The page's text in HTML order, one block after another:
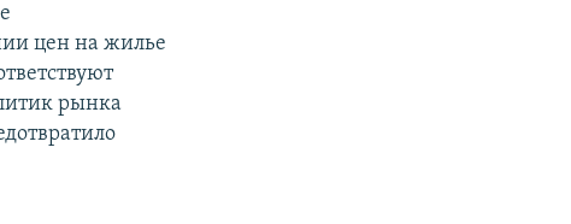
цен на жилье
рынка